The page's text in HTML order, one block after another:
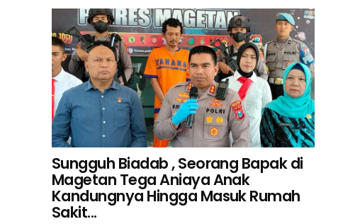
Sungguh Biadab , Seorang Bapak di
Magetan Tega Aniaya Anak
Kandungnya Hingga Masuk Rumah
Sakit...